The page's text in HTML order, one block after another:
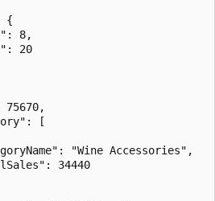
{
8,
20
75670,
[
"Wine Accessories",
34440